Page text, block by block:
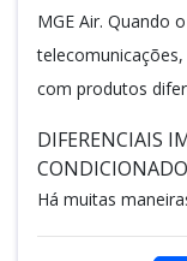
MGE Air. Quando
com produtos
DIFERENCIAIS
Há muitas